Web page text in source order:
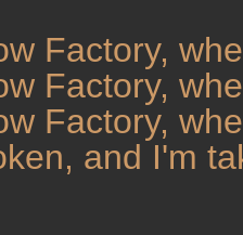
Factory,
Factory,
Factory,
and I'm